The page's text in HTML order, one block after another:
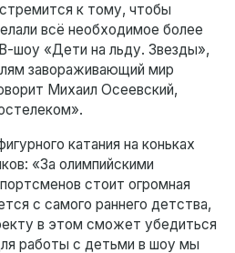
к тому, чтобы
всё необходимое более
шоу «Дети на льду. Звезды»,
завораживающий мир
Михаил Осеевский,
катания на коньках
«За олимпийскими
стоит огромная
с самого раннего детства,
в этом сможет убедиться
работы с детьми в шоу мы